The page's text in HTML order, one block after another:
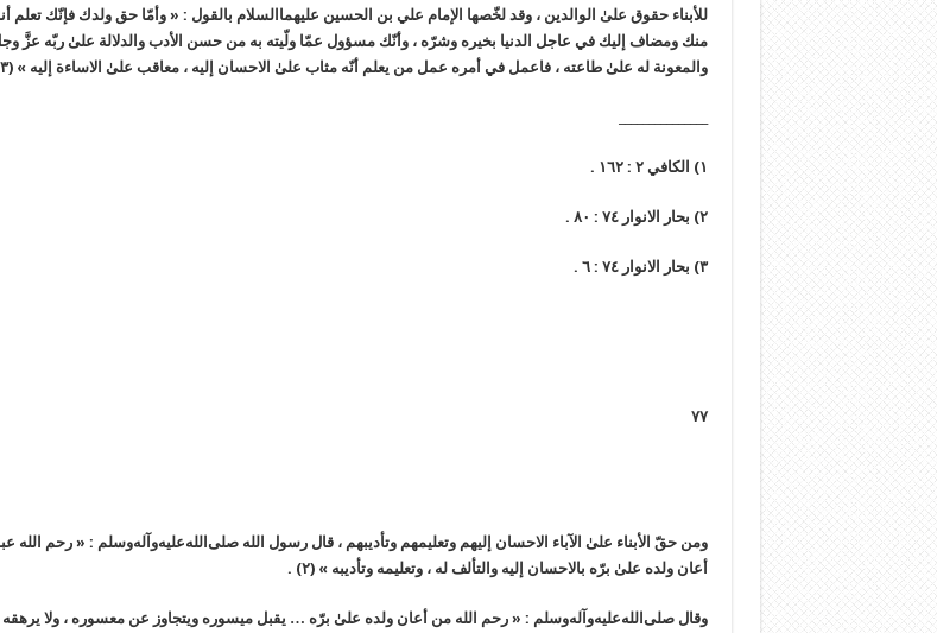
للأبناء حقوق علىٰ الوالدين ، وقد لخّصها الإمام علي بن الحسين عليهما‌السلام بالقول : « وأمّا حق ولدك فإنّك تعلم
منك ومضاف إليك في عاجل الدنيا بخيره وشرّه ، وأنّك مسؤول عمّا ولّيته به من حسن الأدب والدلالة علىٰ ربّه عزَّ
والمعونة له علىٰ طاعته ، فاعمل في أمره عمل من يعلم أنّه مثاب علىٰ الاحسان إليه ، معاقب علىٰ الاساءة إليه » (٣)
١) الكافي ٢ : ١٦٢ .
٢) بحار الانوار ٧٤ : ٨٠ .
٣) بحار الانوار ٧٤ : ٦ .
٧٧
ومن حقّ الأبناء علىٰ الآباء الاحسان إليهم وتعليمهم وتأديبهم ، قال رسول اللهصلى‌الله‌عليه‌وآله‌وسلم : « رحم الله
أعان ولده علىٰ برّه بالاحسان إليه والتألف له ، وتعليمه وتأديبه » (٢) .
وقالصلى‌الله‌عليه‌وآله‌وسلم : « رحم الله من أعان ولده علىٰ برّه … يقبل ميسوره ويتجاوز عن معسوره ، ولا يرهقه